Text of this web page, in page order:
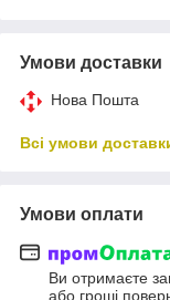
Умови доставки
Нова Пошта
Всі умови
Умови оплати
Ви отримаєте
або гроші